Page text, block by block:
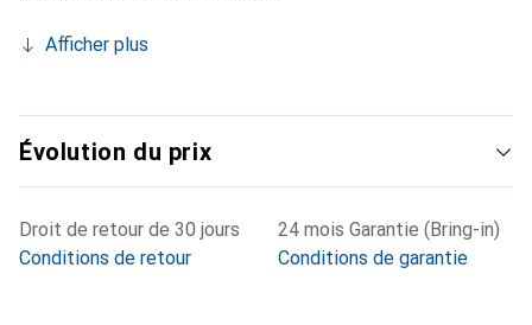
Afficher plus
Évolution du prix
Droit de retour de 30 jours
Conditions de retour
24 mois Garantie (Bring-in)
Conditions de garantie